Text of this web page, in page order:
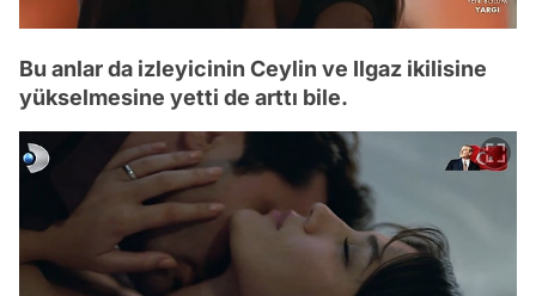
Bu anlar da izleyicinin Ceylin ve Ilgaz ikilisine
yükselmesine yetti de arttı bile.